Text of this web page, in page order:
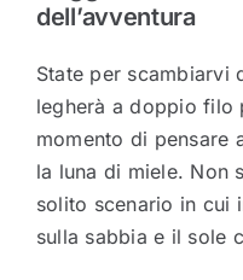
dell’avventura
State per scambiarvi
legherà a doppio filo
momento di pensare
la luna di miele. Non
solito scenario in cui
sulla sabbia e il sole